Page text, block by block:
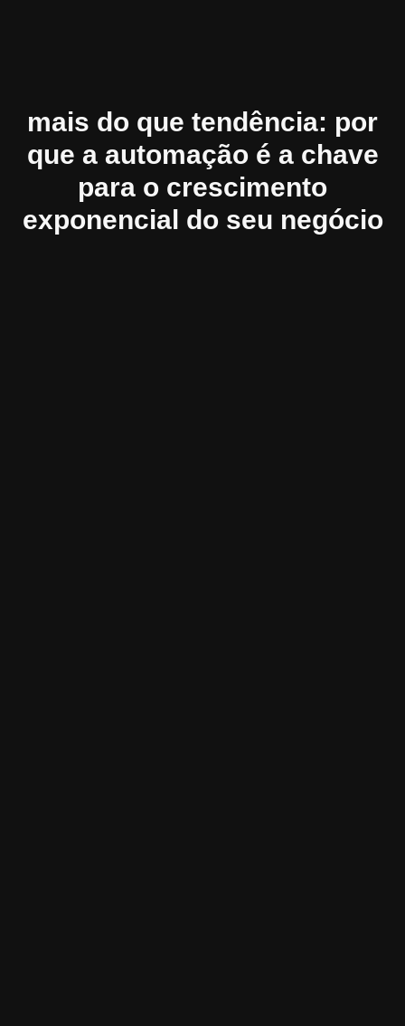
mais do que tendência: por
que a automação é a chave
para o crescimento
exponencial do seu negócio